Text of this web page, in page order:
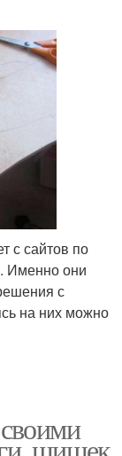
с сайтов по
Именно они
с
на них можно